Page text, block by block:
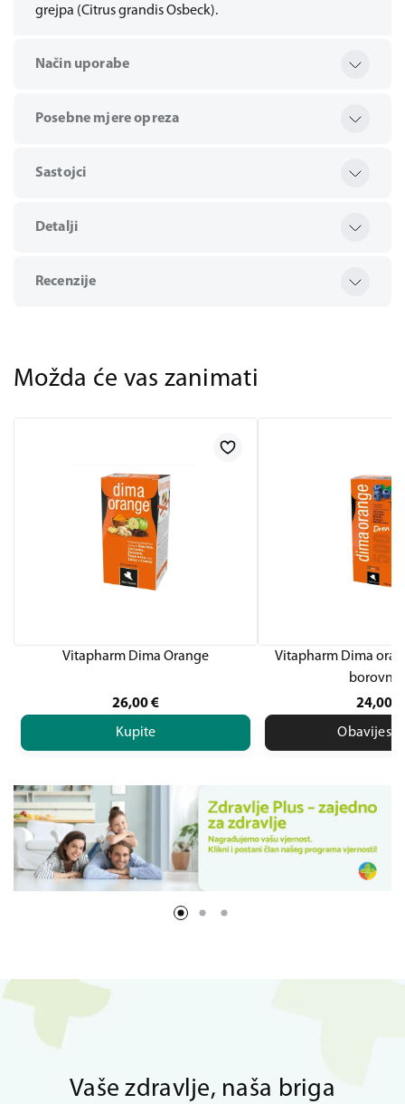
grejpa (Citrus grandis Osbeck).
Način uporabe
Posebne mjere opreza
Sastojci
Detalji
Recenzije
Možda će vas zanimati
Vitapharm Dima Orange
26,00€
Kupite
Vitapharm Dima
24,00
Obavijesti
Vaše zdravlje, naša briga